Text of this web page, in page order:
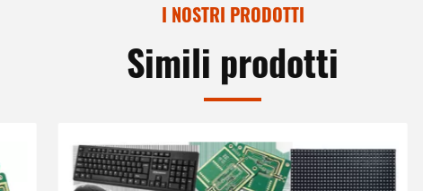
I NOSTRI PRODOTTI
Simili prodotti